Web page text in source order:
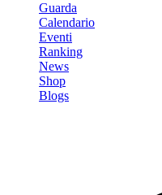
Guarda
Calendario
Eventi
Ranking
News
Shop
Blogs